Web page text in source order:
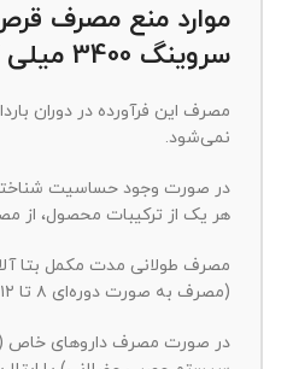
موارد منع مصرف
سروینگ 3400 میلی گرم یوروویتال
مصرف این فرآورده در دوران
نمی‌شود.
در صورت وجود حساسیت شناخته
هر یک از ترکیبات محصول، از
مصرف طولانی مدت مکمل بتا
(مصرف به صورت دوره‌ای ۸ تا ۱۲ هفته با فاصله ۴ هفته).
در صورت مصرف داروهای خاص